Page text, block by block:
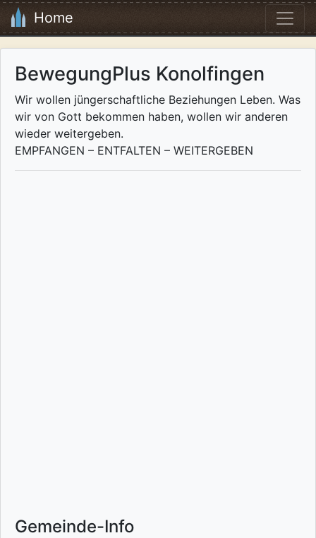
Home
BewegungPlus Konolfingen
Wir wollen jüngerschaftliche Beziehungen Leben. Was
wir von Gott bekommen haben, wollen wir anderen
wieder weitergeben.
EMPFANGEN – ENTFALTEN – WEITERGEBEN
Gemeinde-Info